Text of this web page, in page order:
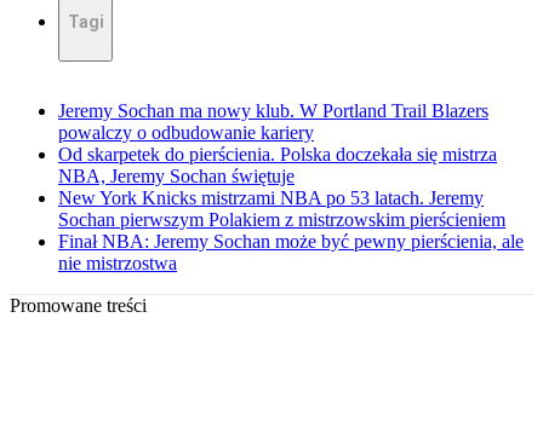
Tagi
Jeremy Sochan ma nowy klub. W Portland Trail Blazers
powalczy o odbudowanie kariery
Od skarpetek do pierścienia. Polska doczekała się mistrza
NBA, Jeremy Sochan świętuje
New York Knicks mistrzami NBA po 53 latach. Jeremy
Sochan pierwszym Polakiem z mistrzowskim pierścieniem
Finał NBA: Jeremy Sochan może być pewny pierścienia, ale
nie mistrzostwa
Promowane treści